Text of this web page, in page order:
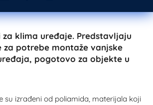
za klima uređaje. Predstavljaju
za potrebe montaže vanjske
pogotovo za objekte u
su izrađeni od poliamida, materijala koji